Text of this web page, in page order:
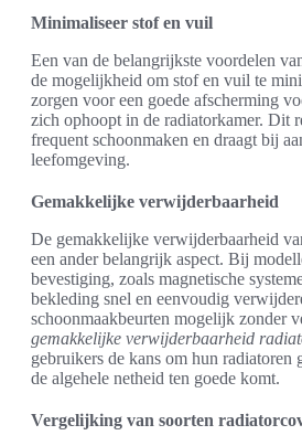
Minimaliseer stof en vuil
Een van de belangrijkste voordelen
de mogelijkheid om stof en vuil te
zorgen voor een goede afscherming
zich ophoopt in de radiatorkamer. Dit
frequent schoonmaken en draagt bij
leefomgeving.
Gemakkelijke verwijderbaarheid
De gemakkelijke verwijderbaarheid
een ander belangrijk aspect. Bij
bevestiging, zoals magnetische
bekleding snel en eenvoudig
schoonmaakbeurten mogelijk zonder
gemakkelijke verwijderbaarheid
gebruikers de kans om hun radiatoren
de algehele netheid ten goede komt.
Vergelijking van soorten